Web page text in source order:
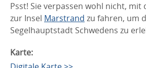
Psst! Sie verpassen wohl nicht,
zur Insel Marstrand zu fahren, um
Segelhauptstadt Schwedens zu
Karte: